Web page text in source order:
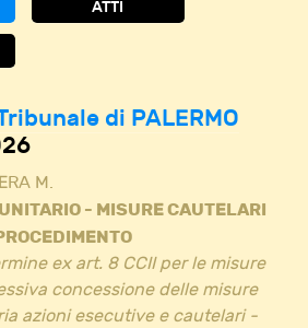
ATTI
di PALERMO
M.
- MISURE CAUTELARI
ex art. 8 CCII per le misure
concessione delle misure
azioni esecutive e cautelari -